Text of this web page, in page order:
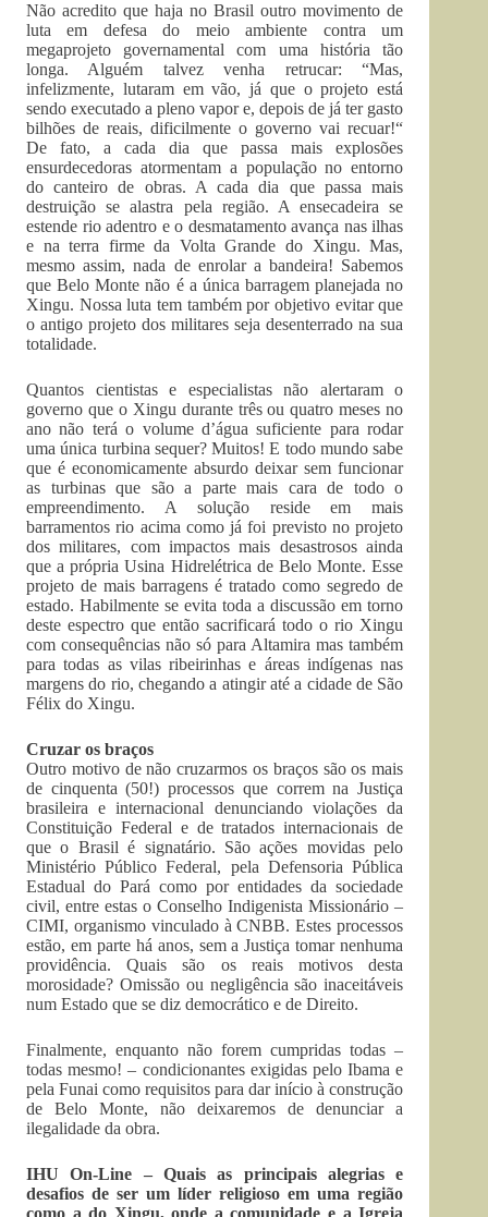
Não acredito que haja no Brasil outro movimento de
luta em defesa do meio ambiente contra um
megaprojeto governamental com uma história tão
longa. Alguém talvez venha retrucar: “Mas,
infelizmente, lutaram em vão, já que o projeto está
sendo executado a pleno vapor e, depois de já ter gasto
bilhões de reais, dificilmente o governo vai recuar!“
De fato, a cada dia que passa mais explosões
ensurdecedoras atormentam a população no entorno
do canteiro de obras. A cada dia que passa mais
destruição se alastra pela região. A ensecadeira se
estende rio adentro e o desmatamento avança nas ilhas
e na terra firme da Volta Grande do Xingu. Mas,
mesmo assim, nada de enrolar a bandeira! Sabemos
que Belo Monte não é a única barragem planejada no
Xingu. Nossa luta tem também por objetivo evitar que
o antigo projeto dos militares seja desenterrado na sua
totalidade.
Quantos cientistas e especialistas não alertaram o
governo que o Xingu durante três ou quatro meses no
ano não terá o volume d’água suficiente para rodar
uma única turbina sequer? Muitos! E todo mundo sabe
que é economicamente absurdo deixar sem funcionar
as turbinas que são a parte mais cara de todo o
empreendimento. A solução reside em mais
barramentos rio acima como já foi previsto no projeto
dos militares, com impactos mais desastrosos ainda
que a própria Usina Hidrelétrica de Belo Monte. Esse
projeto de mais barragens é tratado como segredo de
estado. Habilmente se evita toda a discussão em torno
deste espectro que então sacrificará todo o rio Xingu
com consequências não só para Altamira mas também
para todas as vilas ribeirinhas e áreas indígenas nas
margens do rio, chegando a atingir até a cidade de São
Félix do Xingu.
Cruzar os braços
Outro motivo de não cruzarmos os braços são os mais
de cinquenta (50!) processos que correm na Justiça
brasileira e internacional denunciando violações da
Constituição Federal e de tratados internacionais de
que o Brasil é signatário. São ações movidas pelo
Ministério Público Federal, pela Defensoria Pública
Estadual do Pará como por entidades da sociedade
civil, entre estas o Conselho Indigenista Missionário –
CIMI, organismo vinculado à CNBB. Estes processos
estão, em parte há anos, sem a Justiça tomar nenhuma
providência. Quais são os reais motivos desta
morosidade? Omissão ou negligência são inaceitáveis
num Estado que se diz democrático e de Direito.
Finalmente, enquanto não forem cumpridas todas –
todas mesmo! – condicionantes exigidas pelo Ibama e
pela Funai como requisitos para dar início à construção
de Belo Monte, não deixaremos de denunciar a
ilegalidade da obra.
IHU On-Line – Quais as principais alegrias e
desafios de ser um líder religioso em uma região
como a do Xingu, onde a comunidade e a Igreja